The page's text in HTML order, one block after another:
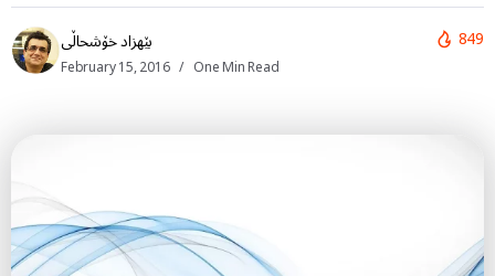
بێهزاد خۆشحاڵی
February 15, 2016 One Min Read
849